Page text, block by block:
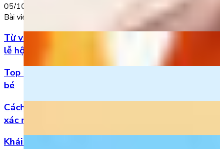
05/10/2022
Bài viết nổi bật
Từ vựng Halloween tiếng Anh: Chuẩn bị cho mùa
lễ hội
Top 5 bài hát 20/11 hay nhất bằng tiếng Anh cho
bé
Cách đọc số thập phân trong tiếng Anh chuẩn
xác nhất
Khái niệm, phân loại và vị trí của danh từ trong